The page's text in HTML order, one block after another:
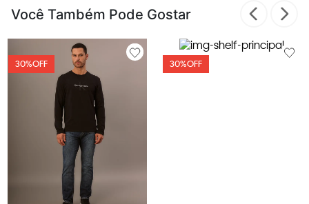
Você Também Pode Gostar
30%OFF 30%OFF